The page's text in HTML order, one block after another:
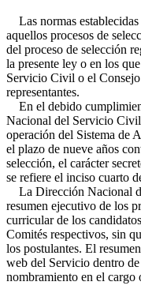
Las normas establecidas
aquellos procesos de
del proceso de selección
la presente ley o en los
Servicio Civil o el
representantes.
En el debido
Nacional del Servicio
operación del Sistema de
el plazo de nueve años
selección, el carácter
se refiere el inciso cuarto
La Dirección Nacional
resumen ejecutivo de los
curricular de los
Comités respectivos, sin
los postulantes. El
web del Servicio dentro
nombramiento en el cargo